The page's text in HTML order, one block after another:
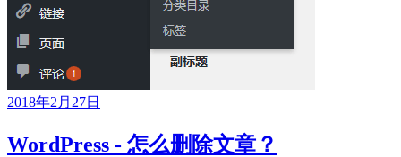
2018年2月27日
WordPress - 怎么删除文章？